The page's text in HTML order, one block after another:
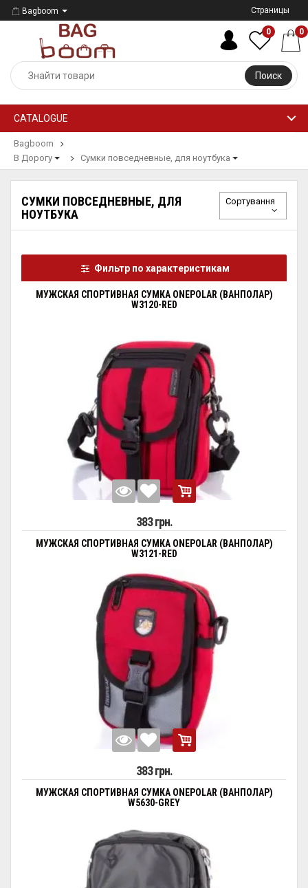
Bagboom Страницы
Поиск
0 0
CATALOGUE
Bagboom
В Дорогу
Сумки повседневные, для ноутбука
СУМКИ ПОВСЕДНЕВНЫЕ, ДЛЯ
НОУТБУКА
Сортування
Фильтр по характеристикам
МУЖСКАЯ СПОРТИВНАЯ СУМКА ONEPOLAR (ВАНПОЛАР)
W3120-RED
383 грн.
МУЖСКАЯ СПОРТИВНАЯ СУМКА ONEPOLAR (ВАНПОЛАР)
W3121-RED
383 грн.
МУЖСКАЯ СПОРТИВНАЯ СУМКА ONEPOLAR (ВАНПОЛАР)
W5630-GREY